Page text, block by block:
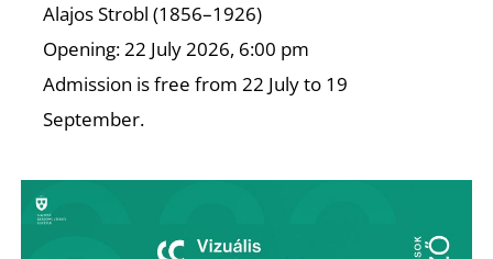
Alajos Strobl (1856–1926)
Opening: 22 July 2026, 6:00 pm
Admission is free from 22 July to 19
September.